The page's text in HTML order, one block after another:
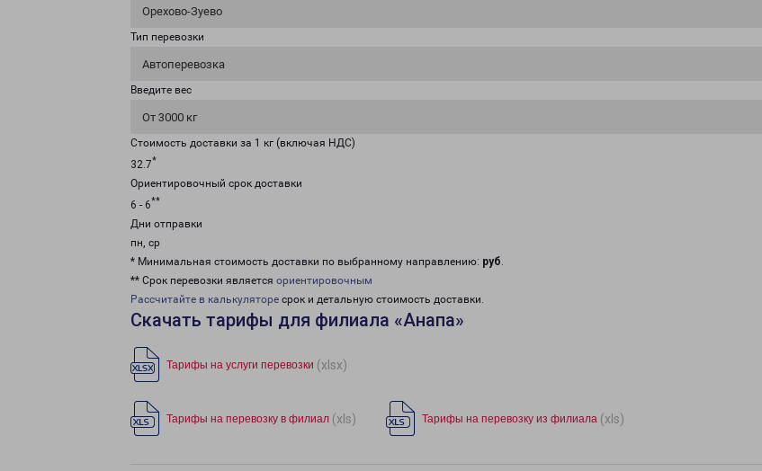
Орехово-Зуево
Тип перевозки
Автоперевозка
Введите вес
От 3000 кг
Стоимость доставки за 1 кг (включая НДС)
32.7*
Ориентировочный срок доставки
6 - 6**
Дни отправки
пн, ср
* Минимальная стоимость доставки по выбранному направлению: руб.
** Срок перевозки является ориентировочным
Рассчитайте в калькуляторе срок и детальную стоимость доставки.
Скачать тарифы для филиала «Анапа»
Тарифы на услуги перевозки (xlsx)
Тарифы на перевозку в филиал (xls) Тарифы на перевозку из филиала (xls)